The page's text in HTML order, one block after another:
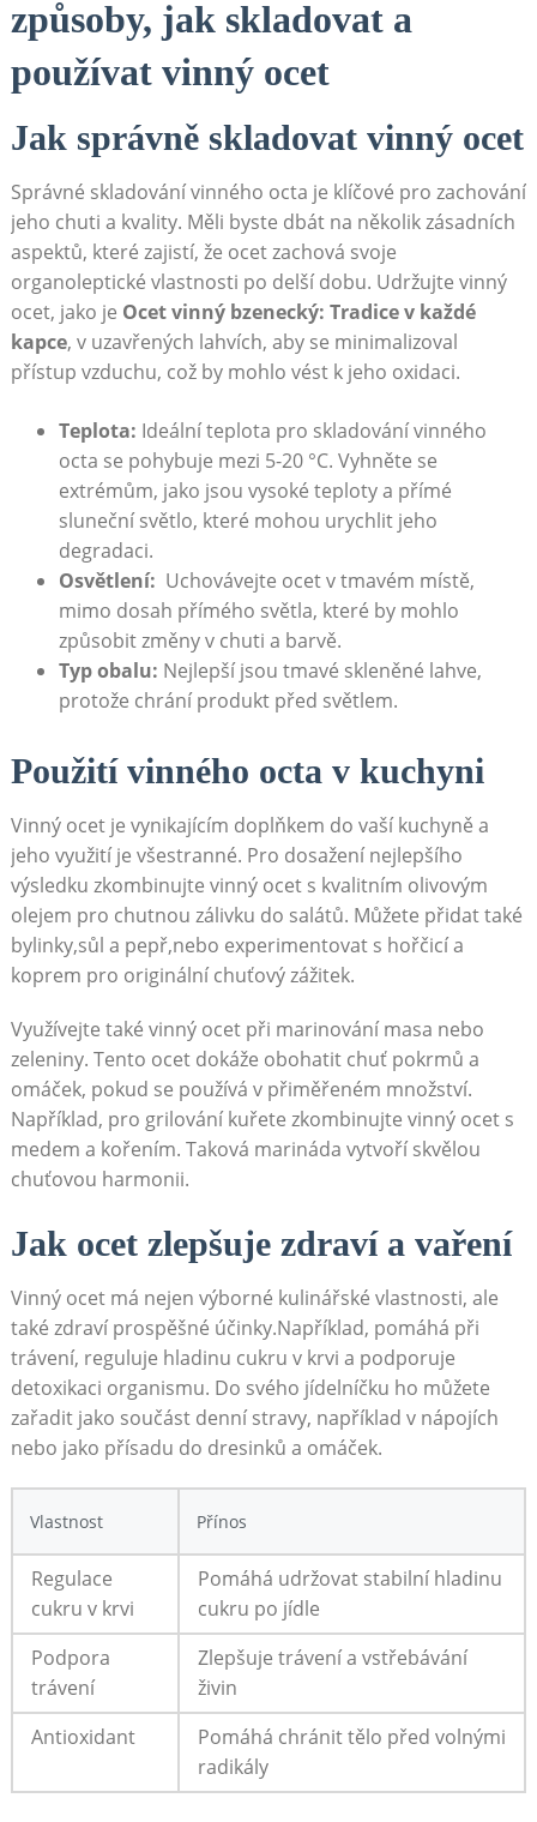
způsoby, jak skladovat a
používat vinný ocet
Jak správně ‍skladovat⁣ vinný ocet
Správné skladování vinného octa je klíčové ⁢pro zachování⁢
jeho chuti a kvality. Měli byste ⁤dbát⁢ na několik zásadních
aspektů, ⁤které zajistí, že ocet zachová svoje
organoleptické vlastnosti po‌ delší dobu. ​Udržujte⁤ vinný
ocet, jako je Ocet ⁣vinný bzenecký: Tradice v​ každé
kapce, v uzavřených ​lahvích, aby‍ se minimalizoval
přístup vzduchu, což by ⁤mohlo⁣ vést k jeho oxidaci.
Teplota: Ideální⁤ teplota⁣ pro skladování vinného
octa se pohybuje ⁢mezi ⁢5-20 °C. Vyhněte se
extrémům, jako jsou vysoké teploty⁢ a přímé
sluneční světlo, které mohou urychlit jeho
degradaci.
Osvětlení: ⁢ Uchovávejte ocet v tmavém místě,
⁢mimo⁢ dosah přímého světla,‍ které by mohlo
způsobit‍ změny v chuti a barvě.
Typ obalu: ⁤Nejlepší⁤ jsou tmavé skleněné lahve,
protože chrání produkt před světlem.
Použití ⁢vinného octa v‌ kuchyni
Vinný ocet ‌je vynikajícím⁤ doplňkem do vaší kuchyně ⁤a‌
jeho využití ⁢je všestranné. Pro dosažení nejlepšího
výsledku zkombinujte vinný ocet​ s kvalitním olivovým
olejem pro chutnou ⁢zálivku do salátů. Můžete přidat také
⁣bylinky,sůl a⁤ pepř,nebo experimentovat ⁢s hořčicí a
koprem⁤ pro originální⁣ chuťový zážitek.
Využívejte také vinný ‌ocet při marinování masa nebo
zeleniny. Tento⁤ ocet dokáže obohatit chuť pokrmů⁣ a‌
omáček, ⁣pokud ‍se používá​ v přiměřeném množství.
Například, pro grilování ​kuřete​ zkombinujte⁢ vinný‍ ocet s ​
medem a ⁣kořením. Taková marináda vytvoří⁣ skvělou
chuťovou ‌harmonii.
Jak ocet⁢ zlepšuje ⁤zdraví a ​vaření
Vinný⁤ ocet má ‍nejen výborné kulinářské vlastnosti, ale
také zdraví prospěšné účinky.Například, pomáhá při​
trávení,⁤ reguluje hladinu cukru v krvi a podporuje
detoxikaci organismu. Do ‌svého⁢ jídelníčku ho můžete
zařadit jako součást ⁤denní stravy, například v ‍nápojích
nebo⁣ jako přísadu do dresinků a omáček.
Vlastnost Přínos
Regulace
cukru v krvi
Pomáhá udržovat stabilní​ hladinu
cukru ⁢po jídle
Podpora
trávení
Zlepšuje trávení a vstřebávání
⁣živin
Antioxidant
Pomáhá chránit tělo před volnými​
radikály